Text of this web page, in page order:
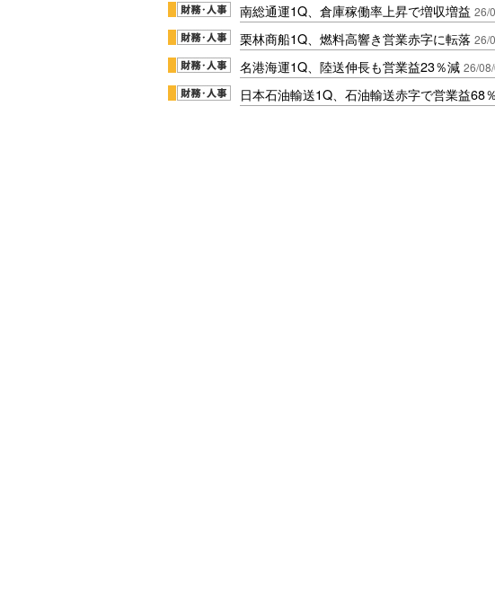
南総通運1Q、倉庫稼働率上昇で増収増益 26/
栗林商船1Q、燃料高響き営業赤字に転落 26/
名港海運1Q、陸送伸長も営業益23％減 26/
日本石油輸送1Q、石油輸送赤字で営業益68